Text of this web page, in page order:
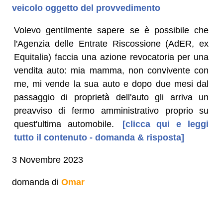
veicolo oggetto del provvedimento
Volevo gentilmente sapere se è possibile che
l'Agenzia delle Entrate Riscossione (AdER, ex
Equitalia) faccia una azione revocatoria per una
vendita auto: mia mamma, non convivente con
me, mi vende la sua auto e dopo due mesi dal
passaggio di proprietà dell'auto gli arriva un
preavviso di fermo amministrativo proprio su
quest'ultima automobile.
[clicca qui e leggi
tutto il contenuto - domanda & risposta]
3 Novembre 2023
domanda di Omar